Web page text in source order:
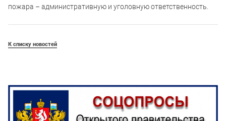
пожара – административную и уголовную ответственность.
К списку новостей